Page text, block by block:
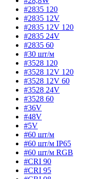
#2835 120
#2835 12V
#2835 12V 120
#2835 24V
#2835 60
#30 шт/м
#3528 120
#3528 12V 120
#3528 12V 60
#3528 24V
#3528 60
#36V
#48V
#5V
#60 шт/м
#60 шт/м IP65
#60 шт/м RGB
#CRI 90
#CRI 95